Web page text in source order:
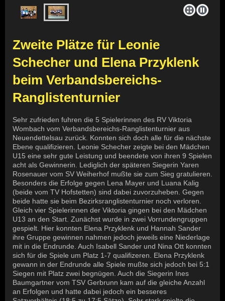
Zweite Plätze für Leonie
Schecher und Elena Przyklenk
beim Verbandsbereichs-
Ranglistenturnier
Sehr zufrieden fuhren die 5 Spielerinnen des RV Viktoria
Wombach vom Verbandsbereichs-Ranglistenturnier aus
Neuendettelsau zurück. Konnten sich doch alle für die nächste
Ebene qualifizieren. Leonie Schecher zeigte bei den Mädchen
U15 eine sehr gute Leistung und beendete von ihren 9 Spielen
acht als Gewinnerin. Lediglich der späteren Siegerin Yaren
Rosenauer vom SV Weiherhof mußte sie zum Sieg gratulieren.
Besonders die Erfolge gegen Lena Mayer und Luana Kalig
(beide vom TV Hofstetten) sind dabei zuvorzuheben. Gegen
beide hatte sie beim Bezirksranglistenturnier noch verloren.
Gleich vier Spielerinnen der Viktoria gingen bei den Mädchen
U13 an den Start. Zunächst wurde in zwei Vorrundengruppen
gespielt. Hier konnten Elena Przyklenk und Hannah Sander
ihre Gruppe gewinnen nahmen jedoch jeweils eine Niederlage
mit in die Endrunde. Auch Isabell Sander und Nina Ott konnten
sich für die Spiele um Platz 1-7 qualifizeren. Elena Przyklenk
gewann in der Endrunde alle Spiele mußte sich jedoch bei 5:1
Siegen mit Platz zwei begnügen. Auch die Siegerin Ines
Baumgartner vom TSV Gerbrunn kam auf die gleiche Anzahl
an Erfolgen und hatte dabei jedoch ein besseres